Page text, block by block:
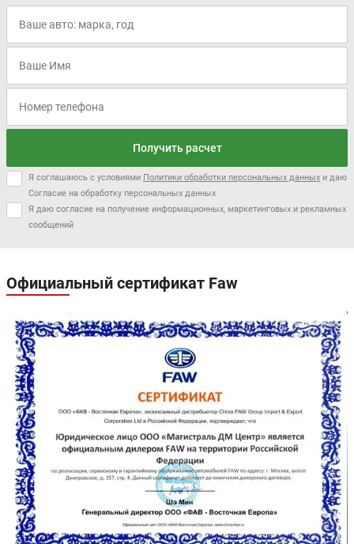
Получить расчет
Я соглашаюсь с условиями Политики обработки персональных данных и даю
Согласие на обработку персональных данных
Я даю согласие на получение информационных, маркетинговых и рекламных
сообщений
Официальный сертификат Faw